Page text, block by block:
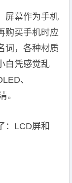
屏幕作为手机
购买手机时应
词，各种材质
白凭感觉乱
、
。
：LCD屏和